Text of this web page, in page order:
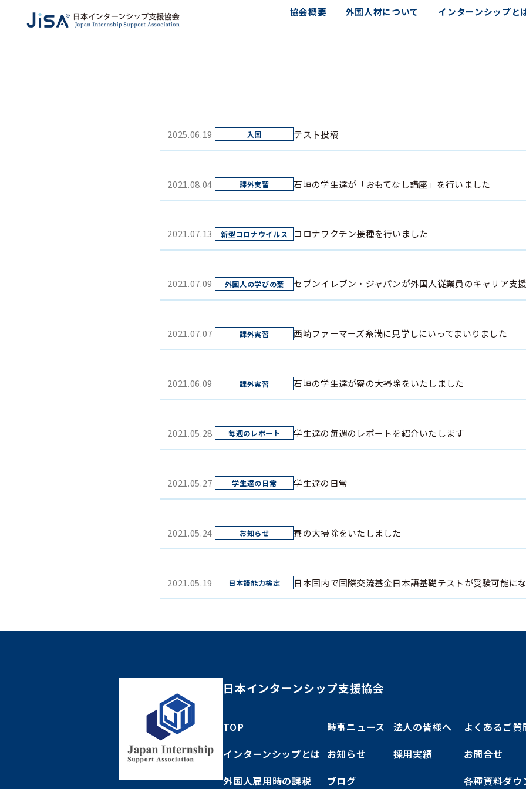
協会概要 外国人材について インターンシップと
2025.06.19 テスト投稿
2021.08.04 石垣の学生達が「おもてなし講座」を行いました
2021.07.13 コロナワクチン接種を行いました
2021.07.09 セブンイレブン・ジャパンが外国人従業員のキャリア支
2021.07.07 西崎ファーマーズ糸満に見学しにいってまいりました
2021.06.09 石垣の学生達が寮の大掃除をいたしました
2021.05.28 学生達の毎週のレポートを紹介いたします
2021.05.27 学生達の日常
2021.05.24 寮の大掃除をいたしました
2021.05.19 日本国内で国際交流基金日本語基礎テストが受験可能に
日本インターンシップ支援協会
TOP
インターンシップとは
外国人雇用時の課税
時事ニュース
お知らせ
ブログ
法人の皆様へ
採用実績
よくあるご質
お問合せ
各種資料ダウ